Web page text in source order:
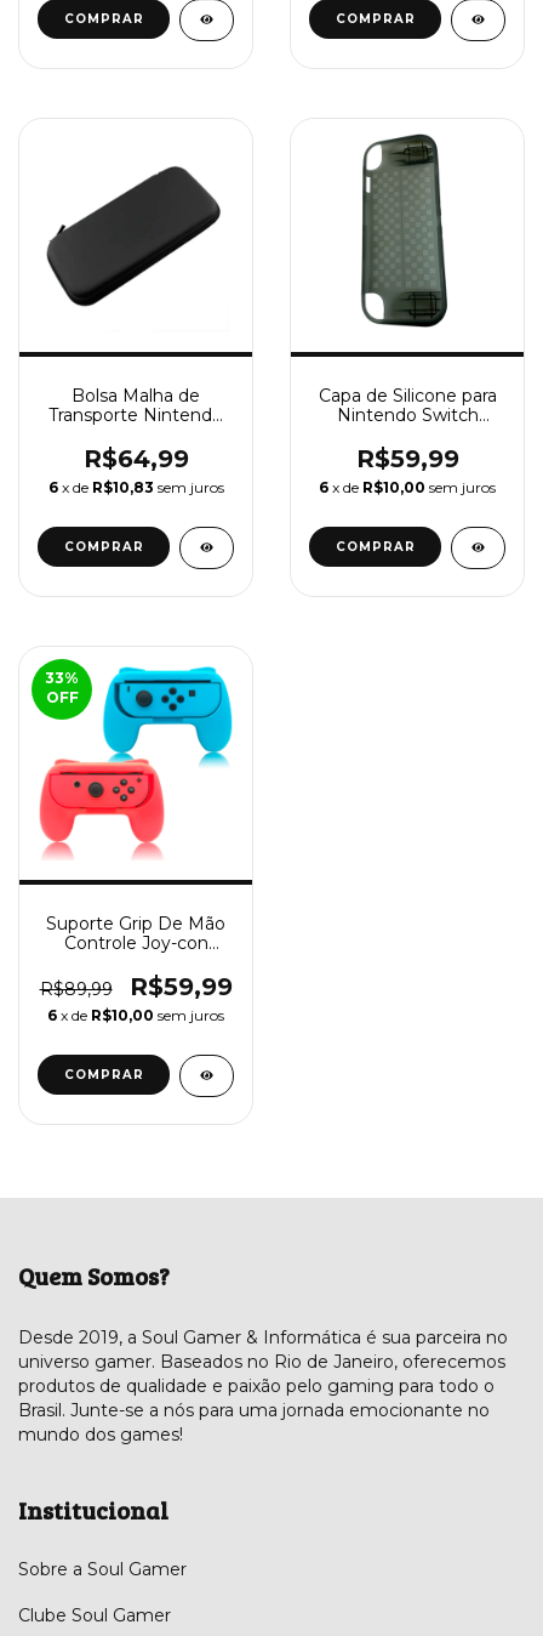
COMPRAR
Bolsa Malha de
Transporte Nintendo
R$64,99
6 x de R$10,83 sem juros
COMPRAR
Capa de Silicone para
Nintendo Switch
R$59,99
6 x de R$10,00 sem juros
33%
OFF
Suporte Grip De Mão
Controle Joy-con
R$89,99
R$59,99
6 x de R$10,00 sem juros
Quem Somos?
Desde 2019, a Soul Gamer & Informática é sua parceira no
universo gamer. Baseados no Rio de Janeiro, oferecemos
produtos de qualidade e paixão pelo gaming para todo o
Brasil. Junte-se a nós para uma jornada emocionante no
mundo dos games!
Institucional
Sobre a Soul Gamer
Clube Soul Gamer